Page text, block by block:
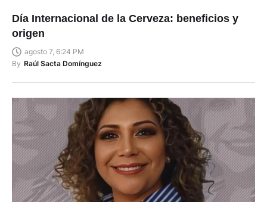
Día Internacional de la Cerveza: beneficios y
origen
agosto 7, 6:24 PM
By Raúl Sacta Domínguez